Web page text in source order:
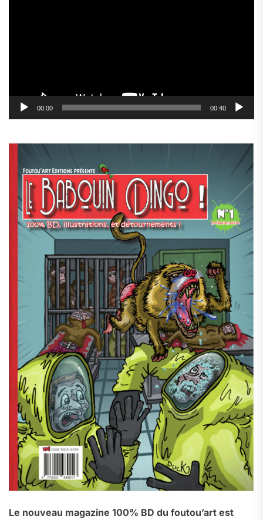
00:00 00:40
Le nouveau magazine 100% BD du foutou’art est